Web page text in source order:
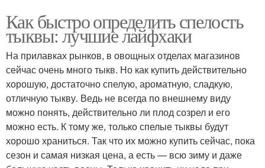
Как быстро определить спелость
тыквы: лучшие лайфхаки
На прилавках рынков, в овощных отделах магазинов
сейчас очень много тыкв. Но как купить действительно
хорошую, достаточно спелую, ароматную, сладкую,
отличную тыкву. Ведь не всегда по внешнему виду
можно понять, действительно ли плод созрел и его
можно есть. К тому же, только спелые тыквы будут
хорошо храниться. Так что их можно купить сейчас, пока
сезон и самая низкая цена, а есть — всю зиму и даже